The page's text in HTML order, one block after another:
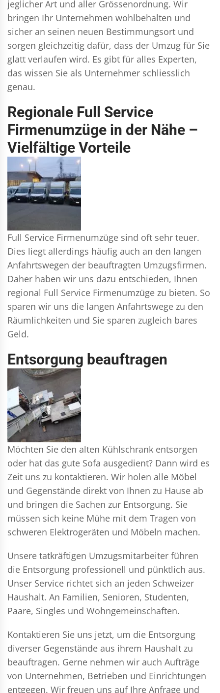
jeglicher Art und aller Grössenordnung. Wir
bringen Ihr Unternehmen wohlbehalten und
sicher an seinen neuen Bestimmungsort und
sorgen gleichzeitig dafür, dass der Umzug für Sie
glatt verlaufen wird. Es gibt für alles Experten,
das wissen Sie als Unternehmer schliesslich
genau.
Regionale Full Service
Firmenumzüge in der Nähe –
Vielfältige Vorteile
Full Service Firmenumzüge sind oft sehr teuer.
Dies liegt allerdings häufig auch an den langen
Anfahrtswegen der beauftragten Umzugsfirmen.
Daher haben wir uns dazu entschieden, Ihnen
regional Full Service Firmenumzüge zu bieten. So
sparen wir uns die langen Anfahrtswege zu den
Räumlichkeiten und Sie sparen zugleich bares
Geld.
Entsorgung beauftragen
Möchten Sie den alten Kühlschrank entsorgen
oder hat das gute Sofa ausgedient? Dann wird es
Zeit uns zu kontaktieren. Wir holen alle Möbel
und Gegenstände direkt von Ihnen zu Hause ab
und bringen die Sachen zur Entsorgung. Sie
müssen sich keine Mühe mit dem Tragen von
schweren Elektrogeräten und Möbeln machen.
Unsere tatkräftigen Umzugsmitarbeiter führen
die Entsorgung professionell und pünktlich aus.
Unser Service richtet sich an jeden Schweizer
Haushalt. An Familien, Senioren, Studenten,
Paare, Singles und Wohngemeinschaften.
Kontaktieren Sie uns jetzt, um die Entsorgung
diverser Gegenstände aus ihrem Haushalt zu
beauftragen. Gerne nehmen wir auch Aufträge
von Unternehmen, Betrieben und Einrichtungen
entgegen. Wir freuen uns auf Ihre Anfrage und